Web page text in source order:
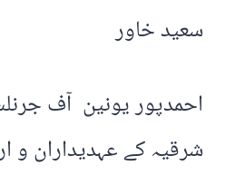
سعید خاور
احمدپور یونین آف
شرقیہ کے عہدیداران و